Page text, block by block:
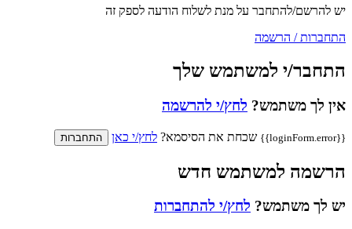
יש להרשם/להתחבר על מנת לשלוח הודעה לספק זה
התחברות / הרשמה
התחבר/י למשתמש שלך
אין לך משתמש? לחץ/י להרשמה
{{loginForm.error}} שכחת את הסיסמא? לחץ/י כאן התחברות
הרשמה למשתמש חדש
יש לך משתמש? לחץ/י להתחברות